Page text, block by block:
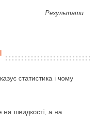
Результати
статистика і чому
швидкості, а на